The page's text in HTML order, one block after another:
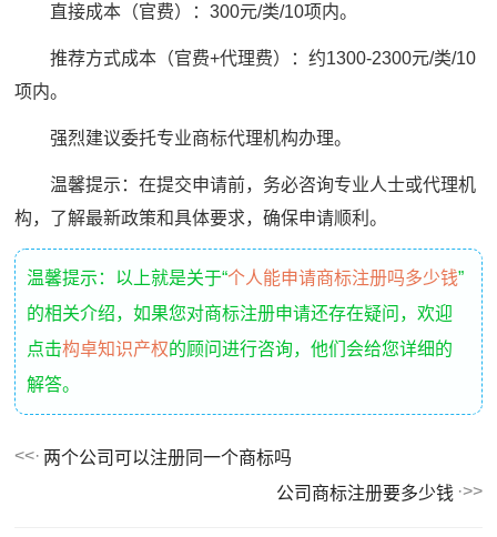
直接成本（官费）：300元/类/10项内。
推荐方式成本（官费+代理费）：约1300-2300元/类/10
项内。
强烈建议委托专业商标代理机构办理。
温馨提示：在提交申请前，务必咨询专业人士或代理机
构，了解最新政策和具体要求，确保申请顺利。
温馨提示：以上就是关于“个人能申请商标注册吗多少钱”
的相关介绍，如果您对商标注册申请还存在疑问，欢迎
点击构卓知识产权的顾问进行咨询，他们会给您详细的
解答。
两个公司可以注册同一个商标吗
公司商标注册要多少钱